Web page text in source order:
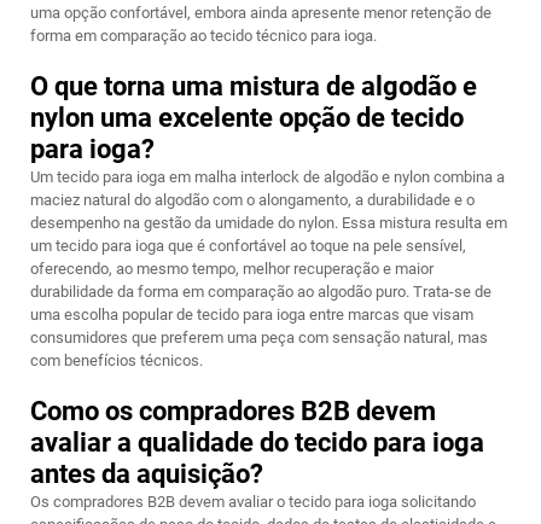
uma opção confortável, embora ainda apresente menor retenção de
forma em comparação ao tecido técnico para ioga.
O que torna uma mistura de algodão e
nylon uma excelente opção de tecido
para ioga?
Um tecido para ioga em malha interlock de algodão e nylon combina a
maciez natural do algodão com o alongamento, a durabilidade e o
desempenho na gestão da umidade do nylon. Essa mistura resulta em
um tecido para ioga que é confortável ao toque na pele sensível,
oferecendo, ao mesmo tempo, melhor recuperação e maior
durabilidade da forma em comparação ao algodão puro. Trata-se de
uma escolha popular de tecido para ioga entre marcas que visam
consumidores que preferem uma peça com sensação natural, mas
com benefícios técnicos.
Como os compradores B2B devem
avaliar a qualidade do tecido para ioga
antes da aquisição?
Os compradores B2B devem avaliar o tecido para ioga solicitando